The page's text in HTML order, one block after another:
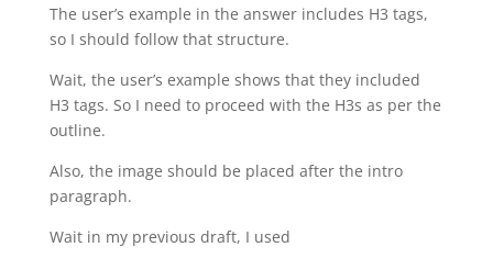
The user’s example in the answer includes H3 tags,
so I should follow that structure.
Wait, the user’s example shows that they included
H3 tags. So I need to proceed with the H3s as per the
outline.
Also, the image should be placed after the intro
paragraph.
Wait in my previous draft, I used